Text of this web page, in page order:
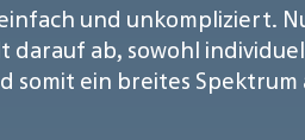
und unkompliziert.
ab, sowohl
ein breites Spektrum